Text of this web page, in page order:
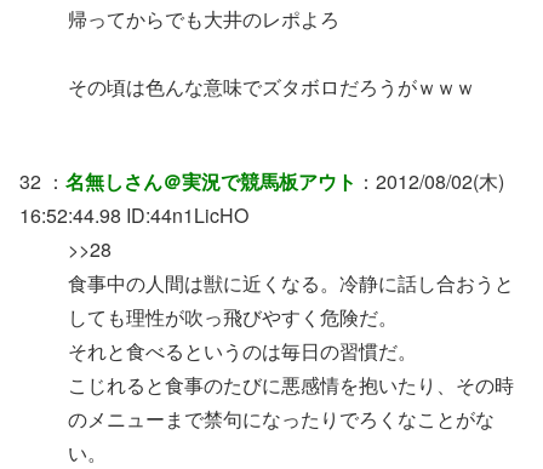
帰ってからでも大井のレポよろ
その頃は色んな意味でズタボロだろうがｗｗｗ
32 ： 名無しさん＠実況で競馬板アウト ：2012/08/02(木)
16:52:44.98 ID:44n1LicHO
>>28
食事中の人間は獣に近くなる。冷静に話し合おうと
しても理性が吹っ飛びやすく危険だ。
それと食べるというのは毎日の習慣だ。
こじれると食事のたびに悪感情を抱いたり、その時
のメニューまで禁句になったりでろくなことがな
い。